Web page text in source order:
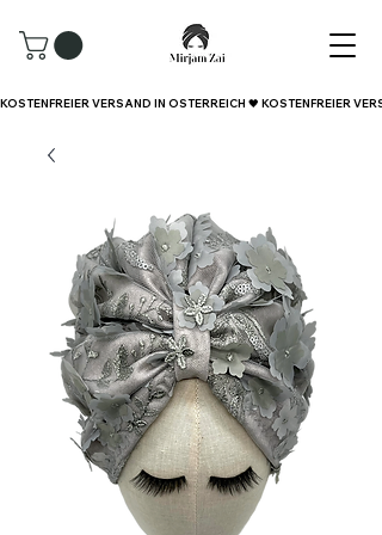
KOSTENFREIER VERSAND IN ÖSTERREICH 🖤